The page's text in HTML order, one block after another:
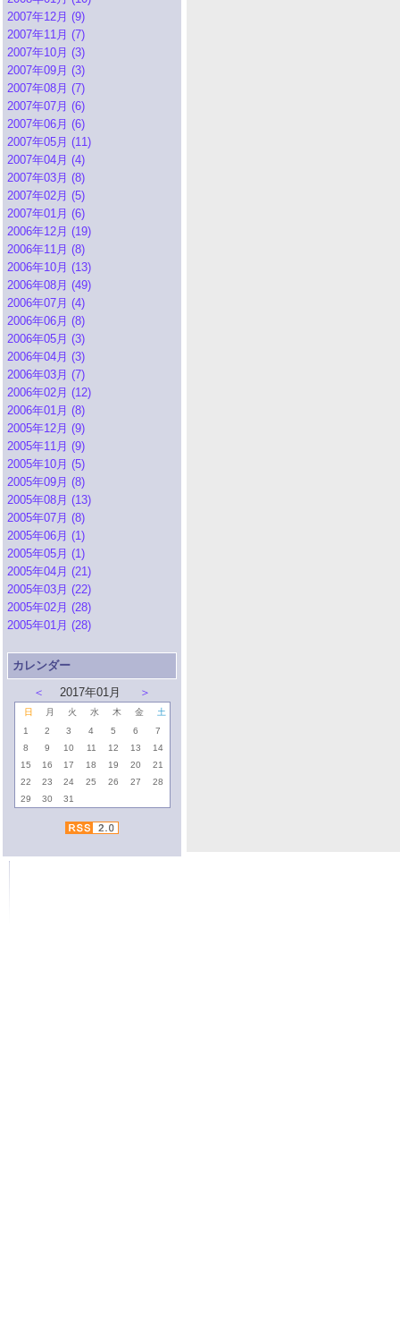
2007年12月 (9)
2007年11月 (7)
2007年10月 (3)
2007年09月 (3)
2007年08月 (7)
2007年07月 (6)
2007年06月 (6)
2007年05月 (11)
2007年04月 (4)
2007年03月 (8)
2007年02月 (5)
2007年01月 (6)
2006年12月 (19)
2006年11月 (8)
2006年10月 (13)
2006年08月 (49)
2006年07月 (4)
2006年06月 (8)
2006年05月 (3)
2006年04月 (3)
2006年03月 (7)
2006年02月 (12)
2006年01月 (8)
2005年12月 (9)
2005年11月 (9)
2005年10月 (5)
2005年09月 (8)
2005年08月 (13)
2005年07月 (8)
2005年06月 (1)
2005年05月 (1)
2005年04月 (21)
2005年03月 (22)
2005年02月 (28)
2005年01月 (28)
カレンダー
＜
2017年01月 ＞
日 月 火 水 木 金
土
1
2 3 4 5 6
7
8
9 10 11 12 13
14
15
16 17 18 19 20
21
22
23 24 25 26 27
28
29
30 31